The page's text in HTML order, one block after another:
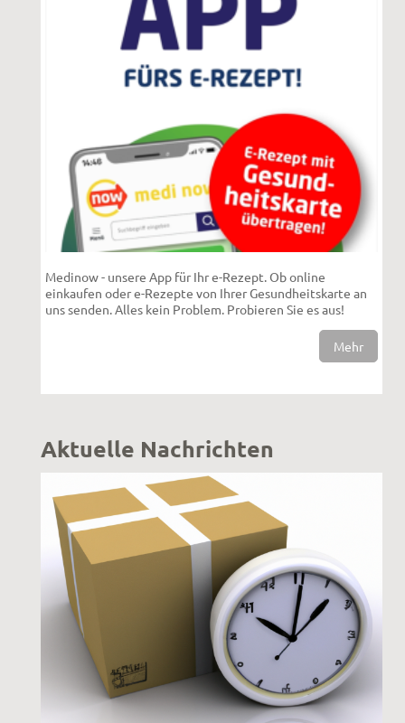
Medinow - unsere App für Ihr e-Rezept. Ob online
einkaufen oder e-Rezepte von Ihrer Gesundheitskarte an
uns senden. Alles kein Problem. Probieren Sie es aus!
Mehr
Aktuelle Nachrichten